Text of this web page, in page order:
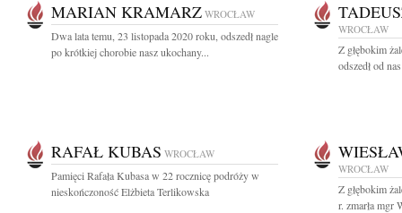
MARIAN KRAMARZ WROCŁAW
Dwa lata temu, 23 listopada 2020 roku, odszedł nagle
po krótkiej chorobie nasz ukochany...
WROCŁAW
Z głębokim
odszedł od
RAFAŁ KUBAS WROCŁAW
Pamięci Rafała Kubasa w 22 rocznicę podróży w
nieskończoność Elżbieta Terlikowska
WROCŁAW
Z głębokim
r. zmarła mgr